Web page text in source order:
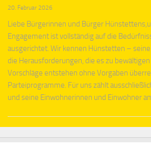
20. Februar 2026
Liebe Bürgerinnen und Bürger
Engagement ist vollständig auf die
ausgerichtet. Wir kennen Hünstetten –
die Herausforderungen, die es zu
Vorschläge entstehen ohne Vorgaben
Parteiprogramme. Für uns zählt
und seine Einwohnerinnen und Einwohner